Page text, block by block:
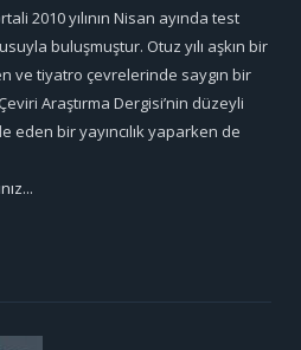
2010 yılının Nisan ayında test
buluşmuştur. Otuz yılı aşkın bir
ve tiyatro çevrelerinde saygın bir
Araştırma Dergisi’nin düzeyli
eden bir yayıncılık yaparken de